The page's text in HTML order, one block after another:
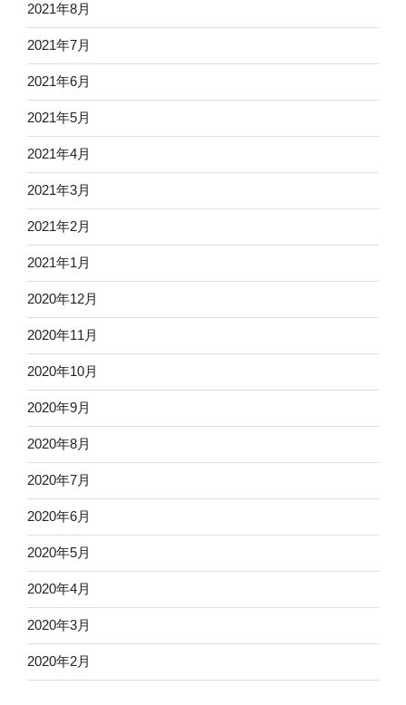
2021年8月
2021年7月
2021年6月
2021年5月
2021年4月
2021年3月
2021年2月
2021年1月
2020年12月
2020年11月
2020年10月
2020年9月
2020年8月
2020年7月
2020年6月
2020年5月
2020年4月
2020年3月
2020年2月